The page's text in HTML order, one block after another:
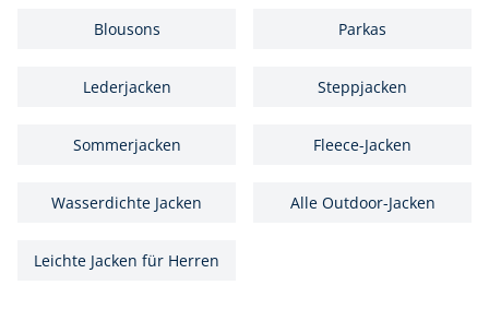
Blousons Parkas
Lederjacken Steppjacken
Sommerjacken Fleece-Jacken
Wasserdichte Jacken Alle Outdoor-Jacken
Leichte Jacken für Herren